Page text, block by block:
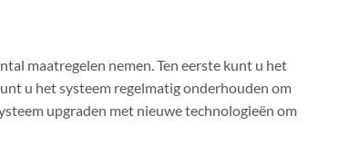
maatregelen nemen. Ten eerste kunt u het
u het systeem regelmatig onderhouden om
upgraden met nieuwe technologieën om